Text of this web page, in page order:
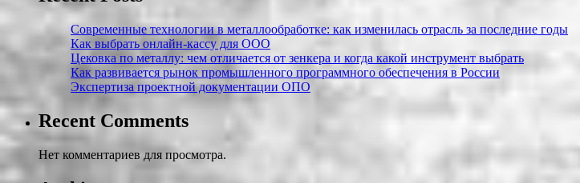
Современные технологии в металлообработке: как изменилась отрасль за последние годы
Как выбрать онлайн-кассу для ООО
Цековка по металлу: чем отличается от зенкера и когда какой инструмент выбрать
Как развивается рынок промышленного программного обеспечения в России
Экспертиза проектной документации ОПО
Recent Comments
Нет комментариев для просмотра.